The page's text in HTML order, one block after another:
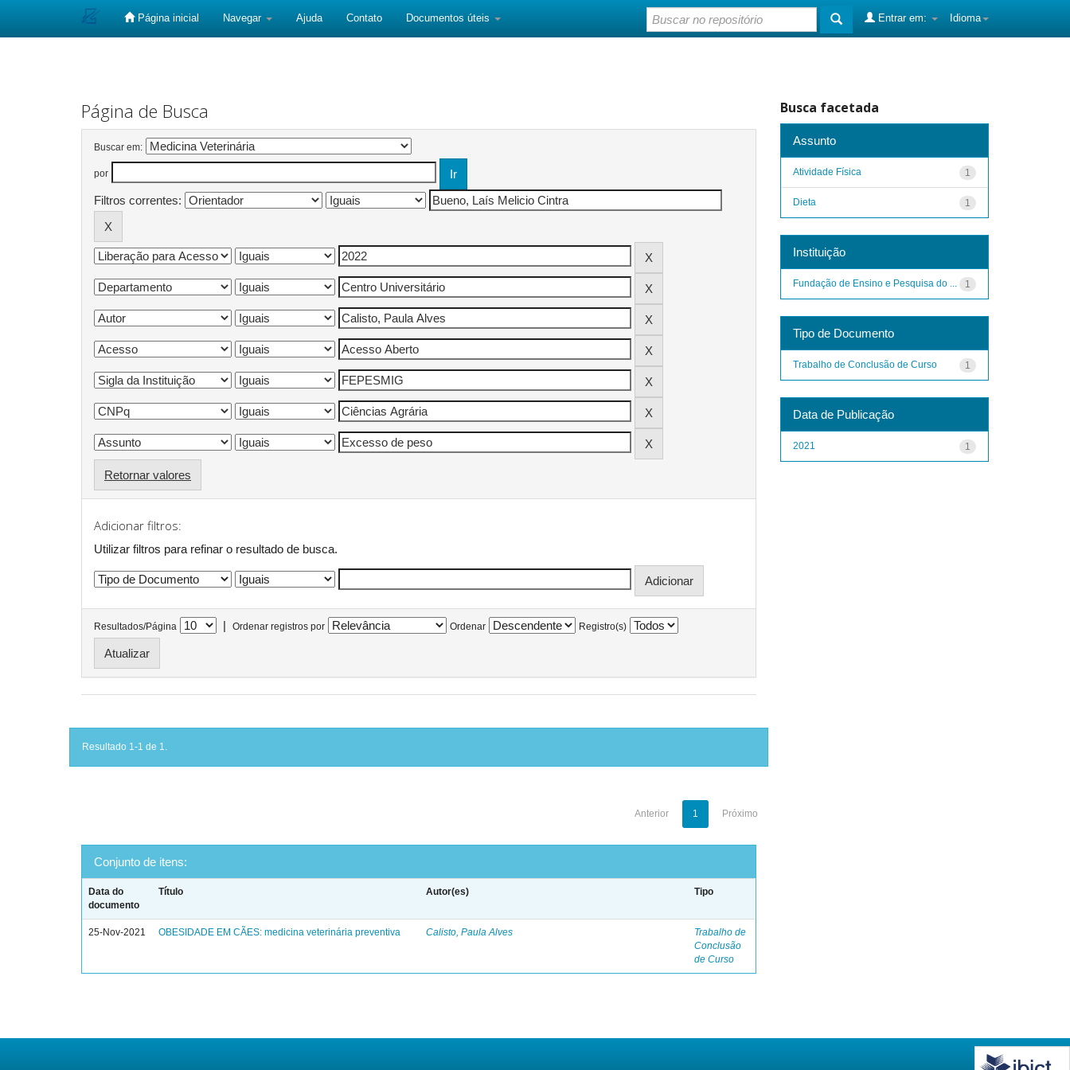
Página inicial Navegar Ajuda Contato Documentos úteis Idioma
Entrar em:
Página de Busca
Buscar em:
por
Filtros correntes:
Retornar valores
Adicionar filtros:
Utilizar filtros para refinar o resultado de busca.
Resultados/Página | Ordenar registros por Ordenar Registro(s)
Resultado 1-1 de 1.
Anterior 1 Próximo
Conjunto de itens:
Data do
documento
Título Autor(es) Tipo
25-Nov-2021 OBESIDADE EM CÃES: medicina veterinária preventiva Calisto, Paula Alves
Trabalho de
Conclusão
de Curso
Busca facetada
Assunto
1
Atividade Física
1
Dieta
Instituição
1
Fundação de Ensino e Pesquisa do ...
Tipo de Documento
1
Trabalho de Conclusão de Curso
Data de Publicação
1
2021